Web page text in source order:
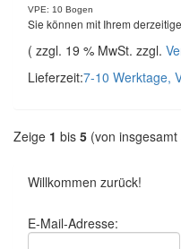
VPE: 10 Bogen
Sie können mit Ihrem
( zzgl. 19 % MwSt. zzgl.
Lieferzeit:7-10 Werktage,
Zeige 1 bis 5 (von insgesamt
Willkommen zurück!
E-Mail-Adresse: